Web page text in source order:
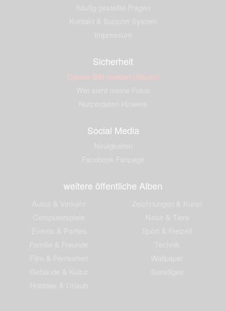
Sicherheit
Dieses Bild melden (Abuse)
Social Media
weitere öffentliche Alben